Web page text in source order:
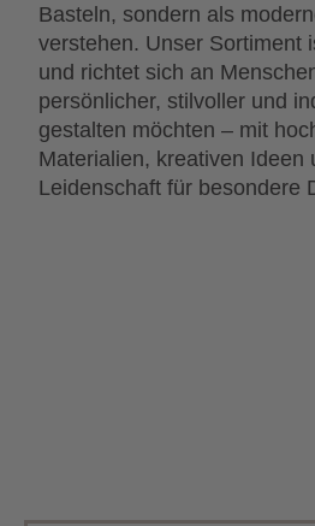
Basteln, sondern als
verstehen. Unser Sortiment
und richtet sich an
persönlicher, stilvoller und
gestalten möchten – mit
Materialien, kreativen Ideen
Leidenschaft für besondere